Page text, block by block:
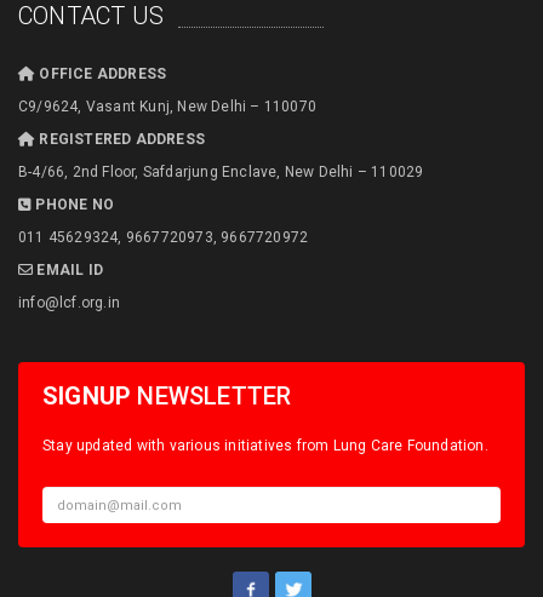
CONTACT US
OFFICE ADDRESS
C9/9624, Vasant Kunj, New Delhi – 110070
REGISTERED ADDRESS
B-4/66, 2nd Floor, Safdarjung Enclave, New Delhi – 110029
PHONE NO
011 45629324, 9667720973, 9667720972
EMAIL ID
info@lcf.org.in
SIGNUP NEWSLETTER
Stay updated with various initiatives from Lung Care Foundation.